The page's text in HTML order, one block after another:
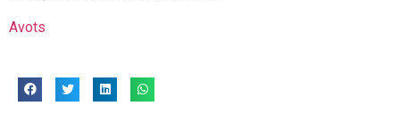
Avots